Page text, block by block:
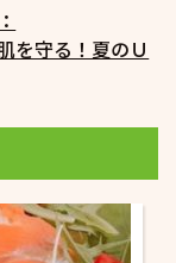
を守る！夏のＵ